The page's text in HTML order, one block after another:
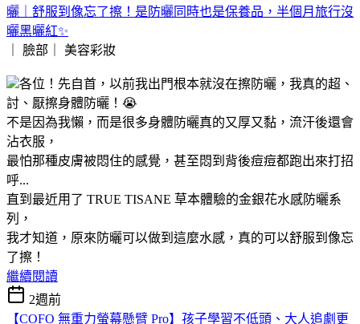
曬｜舒服到像忘了擦！是防曬同時也是保養品，半個月旅行沒
曬黑曬紅✨
｜ 臉部｜ 美容彩妝
各位！先自首，以前我出門根本就沒在擦防曬，我真的超、
討、厭擦身體防曬！😭
不是因為我懶，而是很多身體防曬真的又厚又黏，流汗後還會
沾衣服，
最怕那種皮膚被悶住的感覺，甚至悶到背後痘痘都跑出來打招
呼...
直到最近用了 TRUE TISANE 草本體驗的金銀花水感防曬系
列，
我才知道，原來防曬可以做到這麼水感，真的可以舒服到像忘
了擦！
繼續閱讀
2週前
【COFO 無重力螢幕懸臂 Pro】孩子學習不低頭、大人追劇更